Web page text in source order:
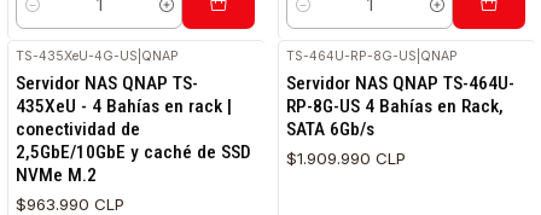
Cantidad Cantidad
TS-435XeU-4G-US QNAP
Servidor NAS QNAP TS-
435XeU - 4 Bahías en rack |
conectividad de
2,5GbE/10GbE y caché de SSD
NVMe M.2
$963.990 CLP
TS-464U-RP-8G-US QNAP
Servidor NAS QNAP TS-464U-
RP-8G-US 4 Bahías en Rack,
SATA 6Gb/s
$1.909.990 CLP